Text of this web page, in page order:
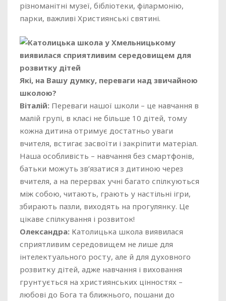
різноманітні музеї, бібліотеки, філармонію,
парки, важливі Християнські святині.
Які, на Вашу думку, переваги над звичайною
школою?
Віталій: Переваги нашої школи – це навчання в
малій групі, в класі не більше 10 дітей, тому
кожна дитина отримує достатньо уваги
вчителя, встигає засвоїти і закріпити матеріал.
Наша особливість – навчання без смартфонів,
батьки можуть зв’язатися з дитиною через
вчителя, а на перервах учні багато спілкуються
між собою, читають, грають у настільні ігри,
збирають пазли, виходять на прогулянку. Це
цікаве спілкування і розвиток!
Олександра: Католицька школа виявилася
сприятливим середовищем не лише для
інтелектуального росту, але й для духовного
розвитку дітей, адже навчання і виховання
грунтується на християнських цінностях –
любові до Бога та ближнього, пошани до